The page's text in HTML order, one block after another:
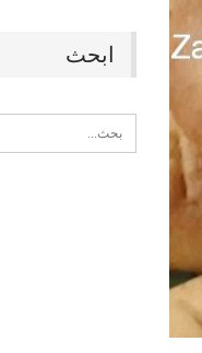
ابحث